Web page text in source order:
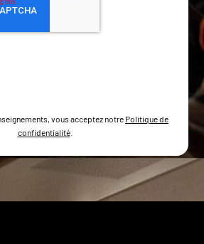
vous acceptez notre Politique de
confidentialité.